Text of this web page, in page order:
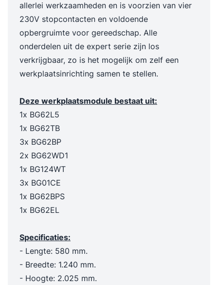
allerlei werkzaamheden en is voorzien van vier
230V stopcontacten en voldoende
opbergruimte voor gereedschap. Alle
onderdelen uit de expert serie zijn los
verkrijgbaar, zo is het mogelijk om zelf een
werkplaatsinrichting samen te stellen.
Deze werkplaatsmodule bestaat uit:
1x BG62L5
1x BG62TB
3x BG62BP
2x BG62WD1
1x BG124WT
3x BG01CE
1x BG62BPS
1x BG62EL
Specificaties:
- Lengte: 580 mm.
- Breedte: 1.240 mm.
- Hoogte: 2.025 mm.